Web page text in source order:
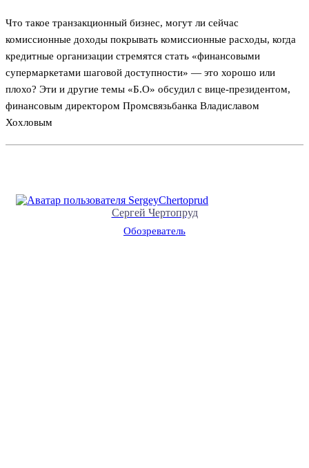
Что такое транзакционный бизнес, могут ли сейчас
комиссионные доходы покрывать комиссионные расходы, когда
кредитные организации стремятся стать «финансовыми
супермаркетами шаговой доступности» — это хорошо или
плохо? Эти и другие темы «Б.О» обсудил с вице-президентом,
финансовым директором Промсвязьбанка Владиславом
Хохловым
Сергей Чертопруд
Обозреватель